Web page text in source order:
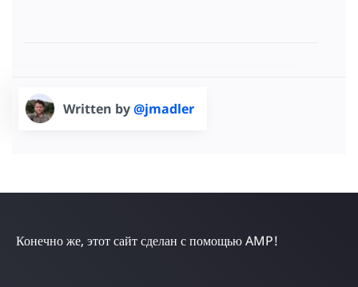
Written by@jmadler
Конечно же, этот сайт сделан с помощью AMP!